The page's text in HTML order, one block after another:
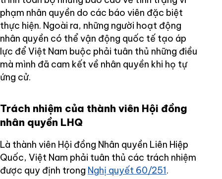
phạm nhân quyền do các báo viên đặc biệt
thực hiện. Ngoài ra, những người hoạt động
nhân quyền có thể vận động quốc tế tạo áp
lực để Việt Nam buộc phải tuân thủ những điều
mà mình đã cam kết về nhân quyền khi họ tự
ứng cử.
Trách nhiệm của thành viên Hội đồng
nhân quyền LHQ
Là thành viên Hội đồng Nhân quyền Liên Hiệp
Quốc, Việt Nam phải tuân thủ các trách nhiệm
được quy định trong Nghị quyết 60/251.